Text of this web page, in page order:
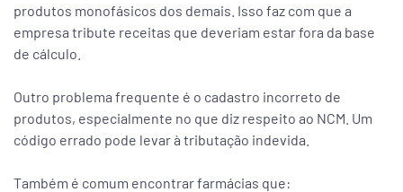
produtos monofásicos dos demais. Isso faz com que a
empresa tribute receitas que deveriam estar fora da base
de cálculo.
Outro problema frequente é o cadastro incorreto de
produtos, especialmente no que diz respeito ao NCM. Um
código errado pode levar à tributação indevida.
Também é comum encontrar farmácias que: